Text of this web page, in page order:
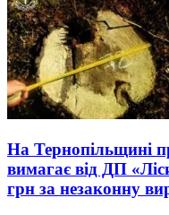
На Тернопільщині
вимагає від ДП
грн за незаконну